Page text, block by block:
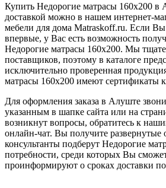
Купить Недорогие матрасы 160х200 в
доставкой можно в нашем интернет-
мебели для дома Matraskoff.ru. Если Вы
впервые, у Вас есть возможность
Недорогие матрасы 160х200. Мы
поставщиков, поэтому в каталоге
исключительно проверенная
матрасы 160х200 имеют сертификаты
Для оформления заказа в Алуште
указанным в шапке сайта или на
возникнут вопросы, обратитесь к
онлайн-чат. Вы получите развернутые
консультанты подберут Недорогие
потребности, среди которых Вы
проинформируют о сроках доставки